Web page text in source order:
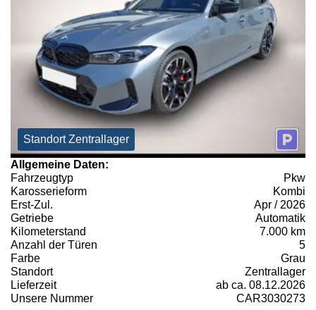
Standort Zentrallager
Allgemeine Daten:
Fahrzeugtyp
Pkw
Karosserieform
Kombi
Erst-Zul.
Apr / 2026
Getriebe
Automatik
Kilometerstand
7.000 km
Anzahl der Türen
5
Farbe
Grau
Standort
Zentrallager
Lieferzeit
ab ca. 08.12.2026
Unsere Nummer
CAR3030273